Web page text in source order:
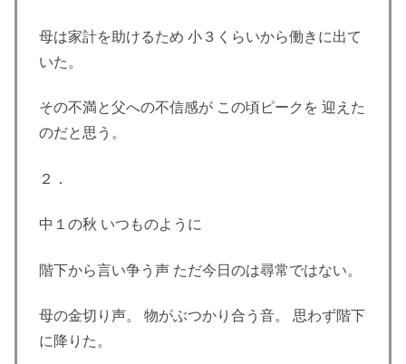
母は家計を助けるため 小３くらいから働きに出て
いた。
その不満と父への不信感が この頃ピークを 迎えた
のだと思う。
２．
中１の秋 いつものように
階下から言い争う声 ただ今日のは尋常ではない。
母の金切り声。 物がぶつかり合う音。 思わず階下
に降りた。